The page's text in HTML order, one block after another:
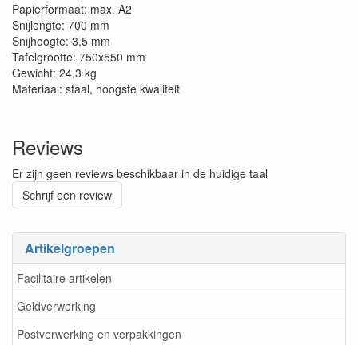
Artikelgroepen
Facilitaire artikelen
Geldverwerking
Postverwerking en verpakkingen
Papierformaat: max. A2
Snijlengte: 700 mm
Snijhoogte: 3,5 mm
Tafelgrootte: 750x550 mm
Gewicht: 24,3 kg
Materiaal: staal, hoogste kwaliteit
Reviews
Er zijn geen reviews beschikbaar in de huidige taal
Schrijf een review